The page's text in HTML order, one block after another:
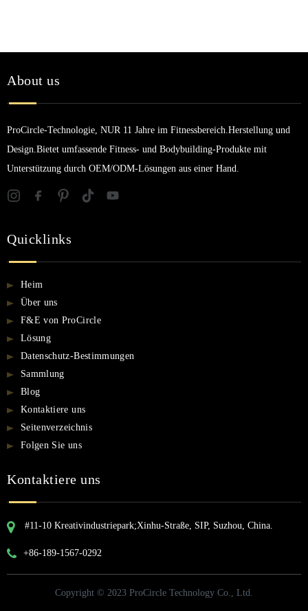
About us
ProCircle-Technologie, NUR 11 Jahre im Fitnessbereich.Herstellung und
Design.Bietet umfassende Fitness- und Bodybuilding-Produkte mit
Unterstützung durch OEM/ODM-Lösungen aus einer Hand.
Quicklinks
Heim
Über uns
F&E von ProCircle
Lösung
Datenschutz-Bestimmungen
Sammlung
Blog
Kontaktiere uns
Seitenverzeichnis
Folgen Sie uns
Kontaktiere uns
#11-10 Kreativindustriepark;Xinhu-Straße, SIP, Suzhou, China.
+86-189-1567-0292
Copyright © 2023 ProCircle Technology Co., Ltd.